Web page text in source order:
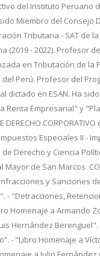
del Instituto Peruano
Miembro del Consejo
Tributaria - SAT de
(2019 - 2022). Profesor
en Tributación de la
Perú. Profesor del
dictado en ESAN. Ha
Renta Empresarial" y
Especiales II -
Derecho y Ciencia
de San Marcos.
y Sanciones
- "Detracciones,
Homenaje a Armando
Hernández
- "Libro Homenaje a